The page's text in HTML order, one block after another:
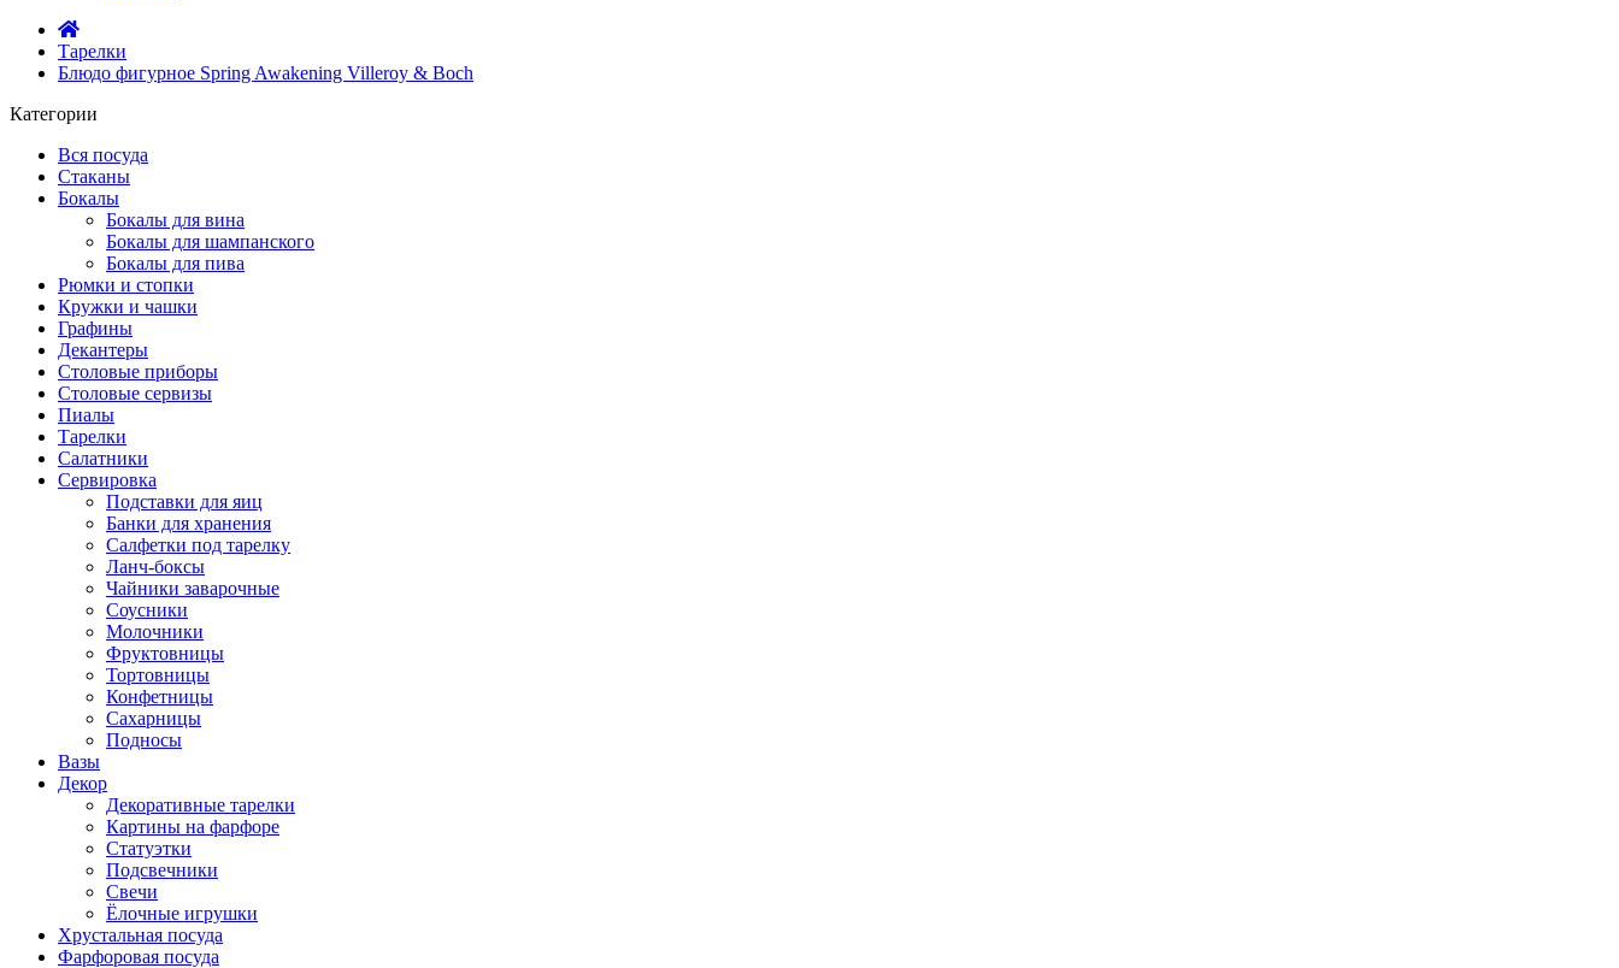
Тарелки
Блюдо фигурное Spring Awakening Villeroy & Boch
Категории
Вся посуда
Стаканы
Бокалы
Бокалы для вина
Бокалы для шампанского
Бокалы для пива
Рюмки и стопки
Кружки и чашки
Графины
Декантеры
Столовые приборы
Столовые сервизы
Пиалы
Тарелки
Салатники
Сервировка
Подставки для яиц
Банки для хранения
Салфетки под тарелку
Ланч-боксы
Чайники заварочные
Соусники
Молочники
Фруктовницы
Тортовницы
Конфетницы
Сахарницы
Подносы
Вазы
Декор
Декоративные тарелки
Картины на фарфоре
Статуэтки
Подсвечники
Свечи
Ёлочные игрушки
Хрустальная посуда
Фарфоровая посуда